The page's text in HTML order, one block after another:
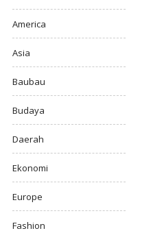
America
Asia
Baubau
Budaya
Daerah
Ekonomi
Europe
Fashion